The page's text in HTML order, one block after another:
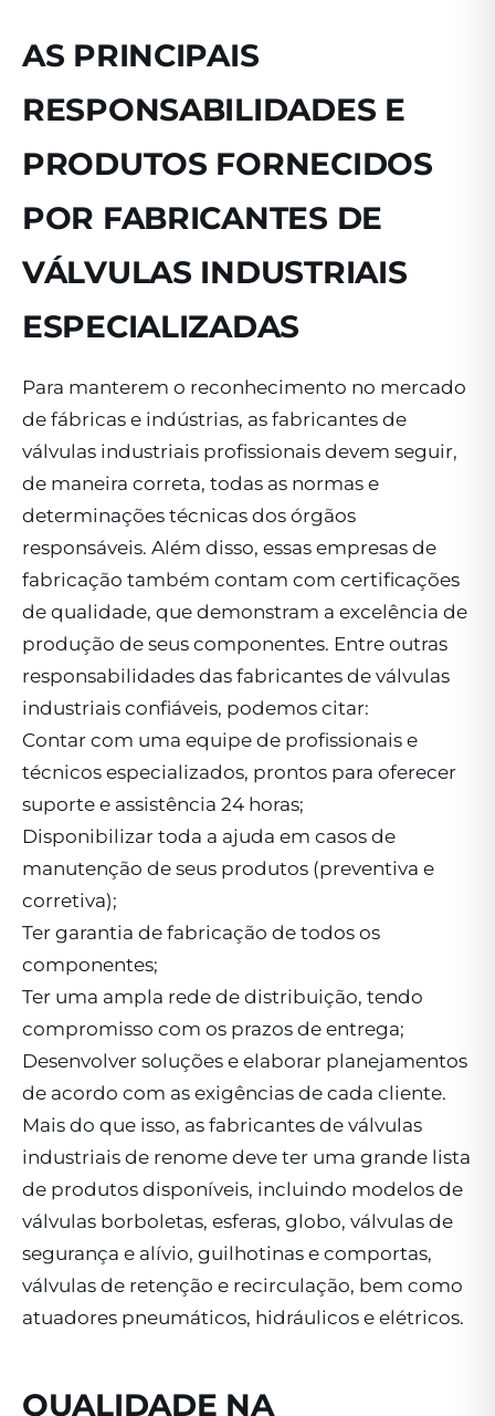
AS PRINCIPAIS
RESPONSABILIDADES E
PRODUTOS FORNECIDOS
POR FABRICANTES DE
VÁLVULAS INDUSTRIAIS
ESPECIALIZADAS
Para manterem o reconhecimento no mercado
de fábricas e indústrias, as fabricantes de
válvulas industriais profissionais devem seguir,
de maneira correta, todas as normas e
determinações técnicas dos órgãos
responsáveis. Além disso, essas empresas de
fabricação também contam com certificações
de qualidade, que demonstram a excelência de
produção de seus componentes. Entre outras
responsabilidades das fabricantes de válvulas
industriais confiáveis, podemos citar:
Contar com uma equipe de profissionais e
técnicos especializados, prontos para oferecer
suporte e assistência 24 horas;
Disponibilizar toda a ajuda em casos de
manutenção de seus produtos (preventiva e
corretiva);
Ter garantia de fabricação de todos os
componentes;
Ter uma ampla rede de distribuição, tendo
compromisso com os prazos de entrega;
Desenvolver soluções e elaborar planejamentos
de acordo com as exigências de cada cliente.
Mais do que isso, as fabricantes de válvulas
industriais de renome deve ter uma grande lista
de produtos disponíveis, incluindo modelos de
válvulas borboletas, esferas, globo, válvulas de
segurança e alívio, guilhotinas e comportas,
válvulas de retenção e recirculação, bem como
atuadores pneumáticos, hidráulicos e elétricos.
QUALIDADE NA